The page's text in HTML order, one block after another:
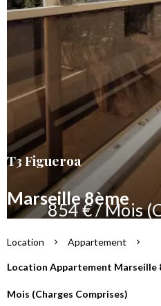
T3 Figueroa
Marseille 8ème
854 € / Mois
Location Appartement
Location Appartement Marseille
Mois (Charges Comprises)